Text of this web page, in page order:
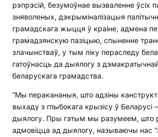
рэпрэсій, безумоўнае вызваленне ўсіх
зняволеных, дэкрыміналізацыя
грамадскага жыцця ў краіне, адмена
грамадзянскую пазіцыю, спыненне
злачынстваў, у тым ліку пераследу
гатоўнасць да дыялогу з
беларускага грамадства.
“Мы перакананыя, што адзіны
выхаду з глыбокага крызісу ў Беларусі
дыялогу. Пры гэтым мы разумеем,
адмовіцца ад дыялогу, называючы нас